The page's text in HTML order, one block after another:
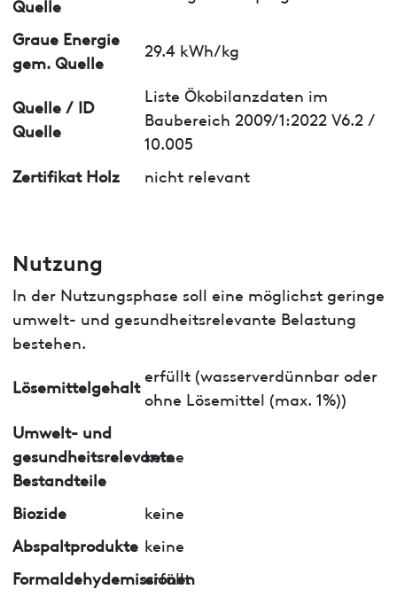
Quelle
Graue Energie
gem. Quelle
29.4 kWh/kg
Quelle / ID
Quelle
Liste Ökobilanzdaten im
Baubereich 2009/1:2022 V6.2 /
10.005
Zertifikat Holz
nicht relevant
Nutzung
In der Nutzungsphase soll eine möglichst geringe
umwelt- und gesundheitsrelevante Belastung
bestehen.
Lösemittelgehalt
erfüllt (wasserverdünnbar oder
ohne Lösemittel (max. 1%))
Umwelt- und
gesundheitsrelevante
Bestandteile
keine
Biozide
keine
Abspaltprodukte keine
Formaldehydemissionen
erfüllt